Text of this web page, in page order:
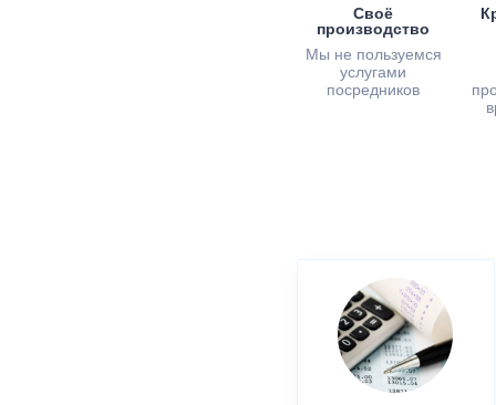
Своё
производство
Мы не пользуемся
услугами
посредников